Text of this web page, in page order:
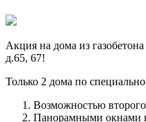
Акция на дома из
д.65, 67!
Только 2 дома по
Возможностью
Панорамными окнами